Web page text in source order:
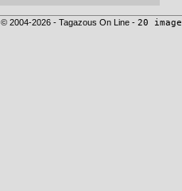
© 2004-2026 - Tagazous On Line - 20